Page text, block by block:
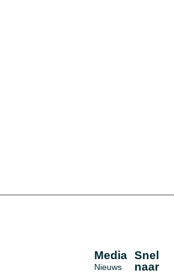
Snel
naar
Media
Nieuws